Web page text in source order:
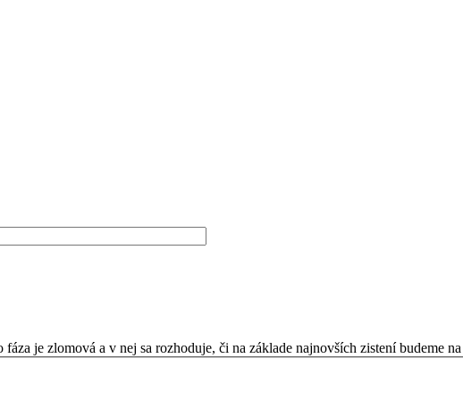
je zlomová a v nej sa rozhoduje, či na základe najnovších zistení budeme